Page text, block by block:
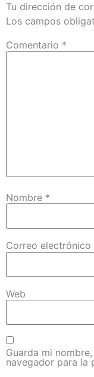
Tu dirección de
Los campos
Comentario *
Nombre *
Correo electrónico
Web
Guarda mi
navegador para la